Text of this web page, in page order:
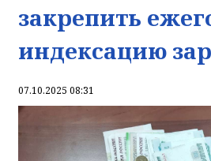
закрепить
индексацию
07.10.2025 08:31